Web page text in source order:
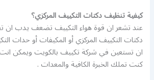
كيفية تنظيف دكتات التكييف المركزي؟
عند تشعر ان قوة هواء التكييف تضعف يدب ان
دكتات التكييف المركزي أو المكيفات أو حدات
ان تستعين في شركة تكييف بالكويت ويمكن
كنت تملك الخبرة الكافية والمعدات .